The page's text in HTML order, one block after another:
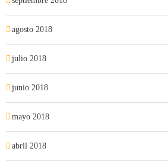
agosto 2018
julio 2018
junio 2018
mayo 2018
abril 2018